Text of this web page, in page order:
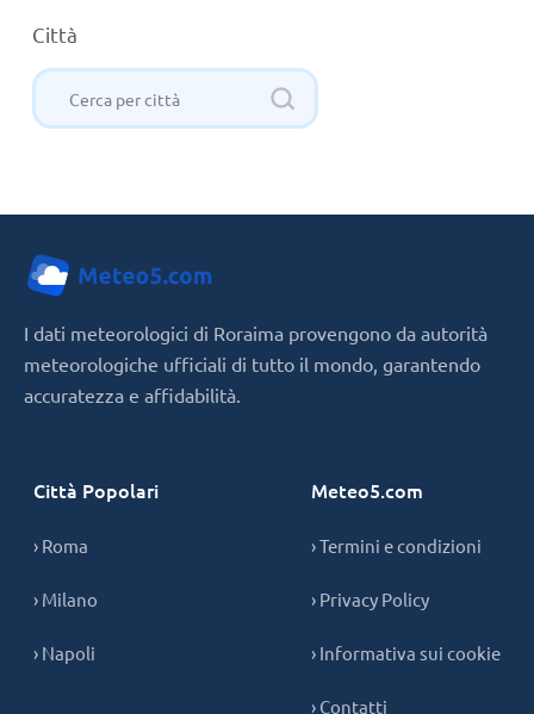
Città
I dati meteorologici di Roraima provengono da autorità
meteorologiche ufficiali di tutto il mondo, garantendo
accuratezza e affidabilità.
Città Popolari
› Roma
› Milano
› Napoli
Meteo5.com
› Termini e condizioni
› Privacy Policy
› Informativa sui cookie
› Contatti